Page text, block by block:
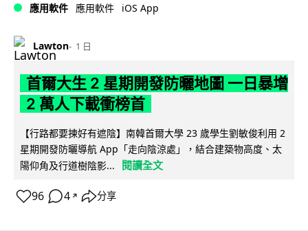
應用軟件 應用軟件 iOS App
Lawton 1 日
首爾大生 2 星期開發防曬地圖 一日暴增
2 萬人下載衝榜首
【行路都要揀好有遮陰】南韓首爾大學 23 歲學生劉敏俊利用 2
星期開發防曬導航 App「走向陰涼處」，結合建築物高度、太
陽仰角及行道樹陰影...
閱讀全文
96 4 ↗ 分享